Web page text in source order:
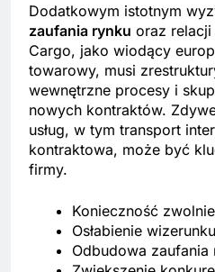
Dodatkowym istotnym
zaufania rynku oraz relacji
Cargo, jako wiodący
towarowy, musi
wewnętrzne procesy i
nowych kontraktów.
usług, w tym transport
kontraktowa, może być
firmy.
Konieczność
Osłabienie
Odbudowa zaufania